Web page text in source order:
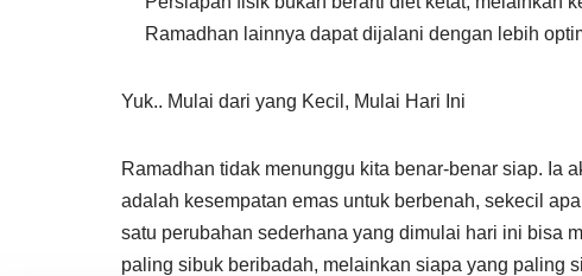
Ramadhan lainnya dapat dijalani dengan lebih
Yuk.. Mulai dari yang Kecil, Mulai Hari Ini
Ramadhan tidak menunggu kita benar-benar siap. Ia
adalah kesempatan emas untuk berbenah, sekecil
satu perubahan sederhana yang dimulai hari ini bisa
paling sibuk beribadah, melainkan siapa yang paling